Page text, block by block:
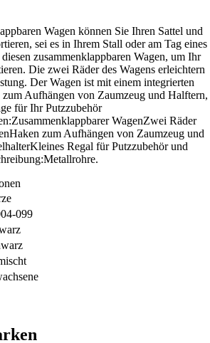
Wagen können Sie Ihren Sattel und
sei es in Ihrem Stall oder am Tag eines
zusammenklappbaren Wagen, um Ihr
Die zwei Räder des Wagens erleichtern
Der Wagen ist mit einem integrierten
Aufhängen von Zaumzeug und Halftern,
für Ihr Putzzubehör
WagenZwei Räder
zum Aufhängen von Zaumzeug und
Regal für Putzzubehör und
099